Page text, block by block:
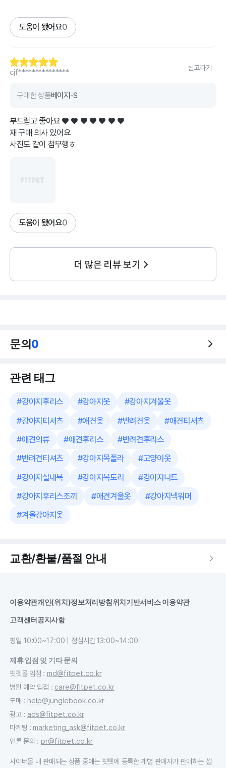
도움이 됐어요0
cjf***************
신고하기
구매한 상품베이지-S
부드럽고 좋아요 ♥ ♥ ♥ ♥ ♥ ♥ ♥
재 구매 의사 있어요
사진도 같이 첨부행ㅎ
도움이 됐어요0
더 많은 리뷰 보기
문의0
관련 태그
#강아지후리스 #강아지옷 #강아지겨울옷
#강아지티셔츠 #애견옷 #반려견옷 #애견티셔츠
#애견의류 #애견후리스 #반려견후리스
#반려견티셔츠 #강아지목폴라 #고양이옷
#강아지실내복 #강아지목도리 #강아지니트
#강아지후리스조끼 #애견겨울옷 #강아지넥워머
#겨울강아지옷
교환/환불/품절 안내
이용약관개인(위치)정보처리방침위치기반서비스 이용약관
고객센터공지사항
평일 10:00~17:00 | 점심시간 13:00~14:00
제휴 입점 및 기타 문의
핏펫몰 입점 : md@fitpet.co.kr
병원 예약 입점 : care@fitpet.co.kr
도매 : help@junglebook.co.kr
광고: ads@fitpet.co.kr
마케팅 : marketing_ask@fitpet.co.kr
언론 문의 : pr@fitpet.co.kr
사이버몰 내 판매되는 상품 중에는 핏펫에 등록한 개별 판매자가 판매하는 셀